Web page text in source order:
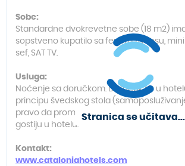
Sobe:
Standardne dvokrevetne sobe (18 m2)
sopstveno kupatilo sa fenom za kosu,
sef, SAT TV.
Usluga:
Noćenje sa doručkom. Doručak se u
principu švedskog stola
pravo da promeni tip posluživanja obroka
gostiju u hotelu.
Kontakt:
www.cataloniahotels.com
Stranica se učitava...